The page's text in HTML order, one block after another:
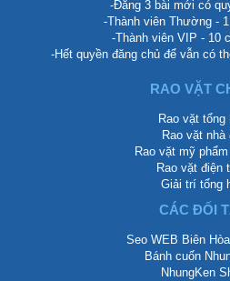
-Đăng 3 bài mới có
-Thành viên Thường -
-Thành viên VIP - 10
-Hết quyền đăng chủ để vẫn có
RAO VẶT
Rao vặt tổng
Rao vặt nhà
Rao vặt mỹ
Rao vặt điện
Giải trí tổng
CÁC ĐỐI
Seo WEB Biên
Bánh cuốn
NhungKen